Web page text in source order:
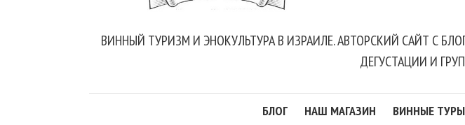
ВИННЫЙ ТУРИЗМ И ЭНОКУЛЬТУРА В ИЗРАИЛЕ. АВТОРСКИЙ САЙТ С
ДЕГУСТАЦИИ И
БЛОГ НАШ МАГАЗИН ВИННЫЕ ТУРЫ